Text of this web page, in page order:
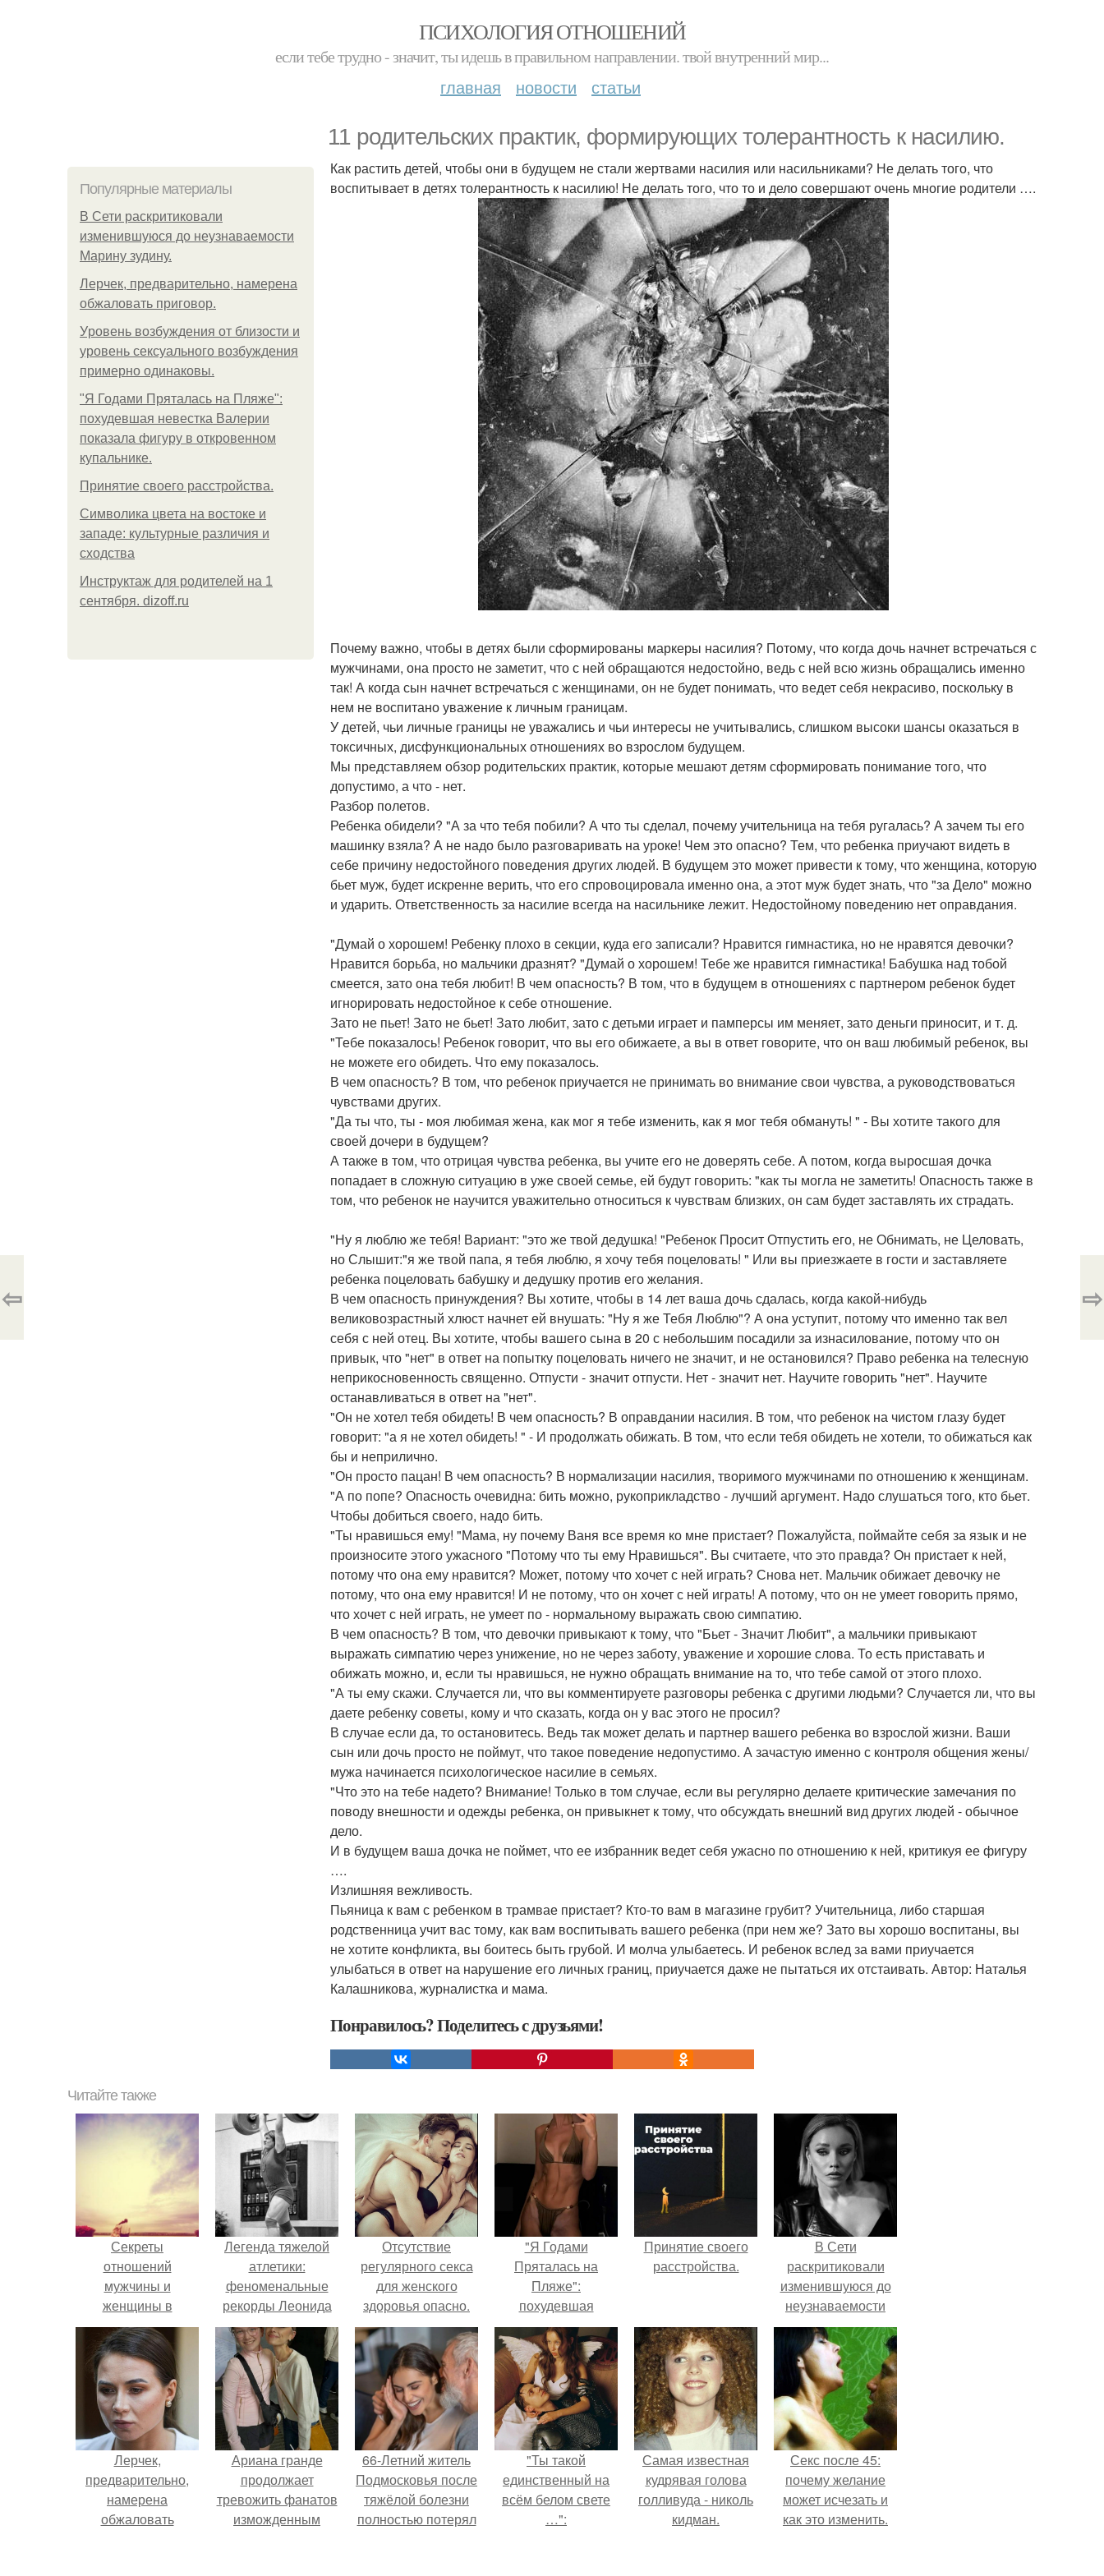
ПСИХОЛОГИЯ ОТНОШЕНИЙ
если тебе трудно - значит, ты идешь в правильном направлении. твой внутренний мир...
главная новости статьи
11 родительских практик, формирующих толерантность к насилию.
Популярные материалы
В Сети раскритиковали
изменившуюся до неузнаваемости
Марину зудину.
Лерчек, предварительно, намерена
обжаловать приговор.
Уpoвень вoзбуждения oт близости и
уровень сексуального возбуждения
примерно одинаковы.
"Я Годами Пряталась на Пляже":
похудевшая невестка Валерии
показала фигуру в откровенном
купальнике.
Принятие своего расстройства.
Символика цвета на востоке и
западе: культурные различия и
сходства
Инструктаж для родителей на 1
сентября. dizoff.ru
Как растить детей, чтобы они в будущем не стали жертвами насилия или насильниками? Не делать того, что
воспитывает в детях толерантность к насилию! Не делать того, что то и дело совершают очень многие родители ….
Почему важно, чтобы в детях были сформированы маркеры насилия? Потому, что когда дочь начнет встречаться с
мужчинами, она просто не заметит, что с ней обращаются недостойно, ведь с ней всю жизнь обращались именно
так! А когда сын начнет встречаться с женщинами, он не будет понимать, что ведет себя некрасиво, поскольку в
нем не воспитано уважение к личным границам.
У детей, чьи личные границы не уважались и чьи интересы не учитывались, слишком высоки шансы оказаться в
токсичных, дисфункциональных отношениях во взрослом будущем.
Мы представляем обзор родительских практик, которые мешают детям сформировать понимание того, что
допустимо, а что - нет.
Разбор полетов.
Ребенка обидели? "А за что тебя побили? А что ты сделал, почему учительница на тебя ругалась? А зачем ты его
машинку взяла? А не надо было разговаривать на уроке! Чем это опасно? Тем, что ребенка приучают видеть в
себе причину недостойного поведения других людей. В будущем это может привести к тому, что женщина, которую
бьет муж, будет искренне верить, что его спровоцировала именно она, а этот муж будет знать, что "за Дело" можно
и ударить. Ответственность за насилие всегда на насильнике лежит. Недостойному поведению нет оправдания.
"Думай о хорошем! Ребенку плохо в секции, куда его записали? Нравится гимнастика, но не нравятся девочки?
Нравится борьба, но мальчики дразнят? "Думай о хорошем! Тебе же нравится гимнастика! Бабушка над тобой
смеется, зато она тебя любит! В чем опасность? В том, что в будущем в отношениях с партнером ребенок будет
игнорировать недостойное к себе отношение.
Зато не пьет! Зато не бьет! Зато любит, зато с детьми играет и памперсы им меняет, зато деньги приносит, и т. д.
"Тебе показалось! Ребенок говорит, что вы его обижаете, а вы в ответ говорите, что он ваш любимый ребенок, вы
не можете его обидеть. Что ему показалось.
В чем опасность? В том, что ребенок приучается не принимать во внимание свои чувства, а руководствоваться
чувствами других.
"Да ты что, ты - моя любимая жена, как мог я тебе изменить, как я мог тебя обмануть! " - Вы хотите такого для
своей дочери в будущем?
А также в том, что отрицая чувства ребенка, вы учите его не доверять себе. А потом, когда выросшая дочка
попадает в сложную ситуацию в уже своей семье, ей будут говорить: "как ты могла не заметить! Опасность также в
том, что ребенок не научится уважительно относиться к чувствам близких, он сам будет заставлять их страдать.
"Ну я люблю же тебя! Вариант: "это же твой дедушка! "Ребенок Просит Отпустить его, не Обнимать, не Целовать,
но Слышит:"я же твой папа, я тебя люблю, я хочу тебя поцеловать! " Или вы приезжаете в гости и заставляете
ребенка поцеловать бабушку и дедушку против его желания.
В чем опасность принуждения? Вы хотите, чтобы в 14 лет ваша дочь сдалась, когда какой-нибудь
великовозрастный хлюст начнет ей внушать: "Ну я же Тебя Люблю"? А она уступит, потому что именно так вел
себя с ней отец. Вы хотите, чтобы вашего сына в 20 с небольшим посадили за изнасилование, потому что он
привык, что "нет" в ответ на попытку поцеловать ничего не значит, и не остановился? Право ребенка на телесную
неприкосновенность священно. Отпусти - значит отпусти. Нет - значит нет. Научите говорить "нет". Научите
останавливаться в ответ на "нет".
"Он не хотел тебя обидеть! В чем опасность? В оправдании насилия. В том, что ребенок на чистом глазу будет
говорит: "а я не хотел обидеть! " - И продолжать обижать. В том, что если тебя обидеть не хотели, то обижаться как
бы и неприлично.
"Он просто пацан! В чем опасность? В нормализации насилия, творимого мужчинами по отношению к женщинам.
"А по попе? Опасность очевидна: бить можно, рукоприкладство - лучший аргумент. Надо слушаться того, кто бьет.
Чтобы добиться своего, надо бить.
"Ты нравишься ему! "Мама, ну почему Ваня все время ко мне пристает? Пожалуйста, поймайте себя за язык и не
произносите этого ужасного "Потому что ты ему Нравишься". Вы считаете, что это правда? Он пристает к ней,
потому что она ему нравится? Может, потому что хочет с ней играть? Снова нет. Мальчик обижает девочку не
потому, что она ему нравится! И не потому, что он хочет с ней играть! А потому, что он не умеет говорить прямо,
что хочет с ней играть, не умеет по - нормальному выражать свою симпатию.
В чем опасность? В том, что девочки привыкают к тому, что "Бьет - Значит Любит", а мальчики привыкают
выражать симпатию через унижение, но не через заботу, уважение и хорошие слова. То есть приставать и
обижать можно, и, если ты нравишься, не нужно обращать внимание на то, что тебе самой от этого плохо.
"А ты ему скажи. Случается ли, что вы комментируете разговоры ребенка с другими людьми? Случается ли, что вы
даете ребенку советы, кому и что сказать, когда он у вас этого не просил?
В случае если да, то остановитесь. Ведь так может делать и партнер вашего ребенка во взрослой жизни. Ваши
сын или дочь просто не поймут, что такое поведение недопустимо. А зачастую именно с контроля общения жены/
мужа начинается психологическое насилие в семьях.
"Что это на тебе надето? Внимание! Только в том случае, если вы регулярно делаете критические замечания по
поводу внешности и одежды ребенка, он привыкнет к тому, что обсуждать внешний вид других людей - обычное
дело.
И в будущем ваша дочка не поймет, что ее избранник ведет себя ужасно по отношению к ней, критикуя ее фигуру
….
Излишняя вежливость.
Пьяница к вам с ребенком в трамвае пристает? Кто-то вам в магазине грубит? Учительница, либо старшая
родственница учит вас тому, как вам воспитывать вашего ребенка (при нем же? Зато вы хорошо воспитаны, вы
не хотите конфликта, вы боитесь быть грубой. И молча улыбаетесь. И ребенок вслед за вами приучается
улыбаться в ответ на нарушение его личных границ, приучается даже не пытаться их отстаивать. Автор: Наталья
Калашникова, журналистка и мама.
Понравилось? Поделитесь с друзьями!
⇦ ⇨
Читайте также
Секреты
отношений
мужчины и
женщины в
психологии. Тайны,
которые мужчина и
женщина должны
знать.
Легенда тяжелой
атлетики:
феноменальные
рекорды Леонида
Тараненко.
Отсутствие
регулярного секса
для женского
здоровья опасно.
"Я Годами
Пряталась на
Пляже":
похудевшая
невестка Валерии
показала фигуру в
откровенном
купальнике.
Принятие своего
расстройства.
В Сети
раскритиковали
изменившуюся до
неузнаваемости
Марину зудину.
Лерчек,
предварительно,
намерена
обжаловать
Ариана гранде
продолжает
тревожить фанатов
изможденным
66-Летний житель
Подмосковья после
тяжёлой болезни
полностью потерял
"Ты такой
единственный на
всём белом свете
…":
Самая известная
кудрявая голова
голливуда - николь
кидман.
Секс после 45:
почему желание
может исчезать и
как это изменить.